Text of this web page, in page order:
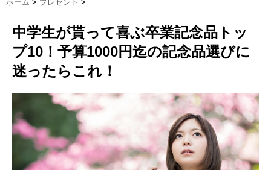
ホーム > プレゼント >
中学生が貰って喜ぶ卒業記念品トッ
プ10！予算1000円迄の記念品選びに
迷ったらこれ！